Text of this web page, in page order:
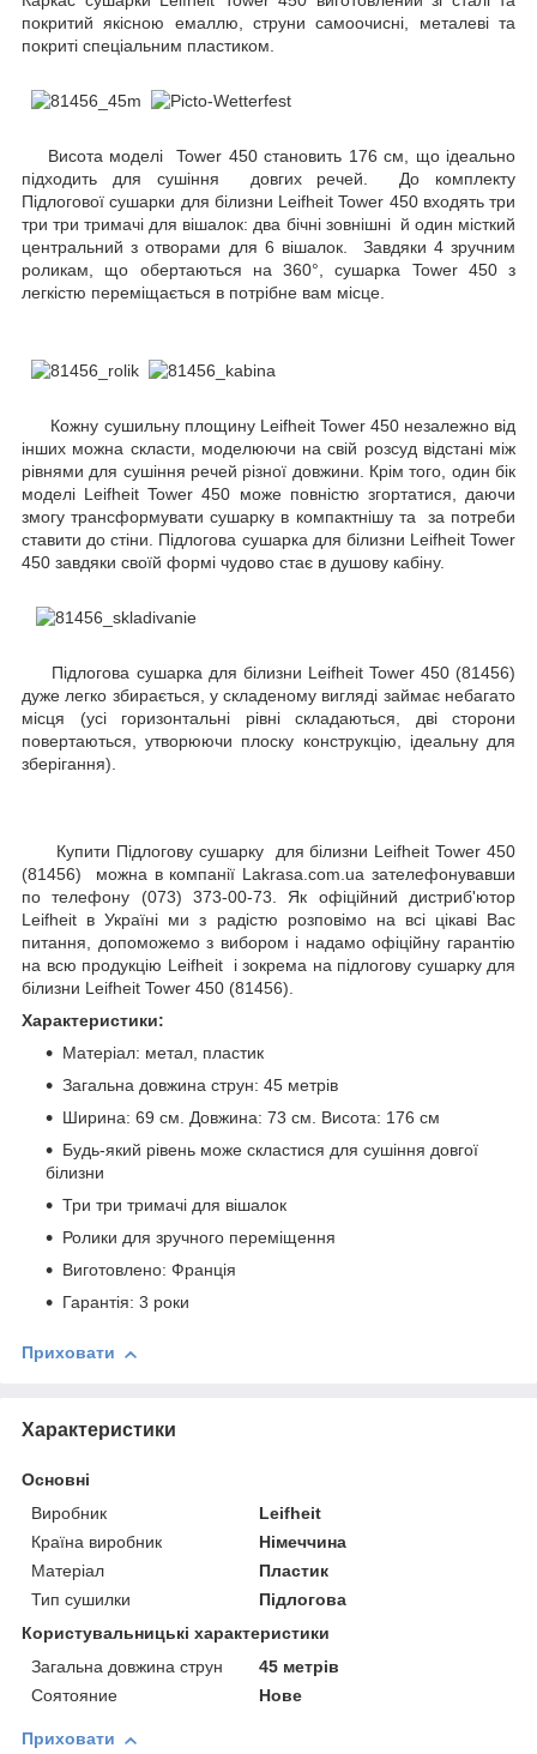
покритий якісною емаллю, струни самоочисні, металеві та
покриті спеціальним пластиком.
Висота моделі Tower 450 становить 176 см, що ідеально
підходить для сушіння довгих речей. До комплекту
Підлогової сушарки для білизни Leifheit Tower 450 входять три
три три тримачі для вішалок: два бічні зовнішні й один місткий
центральний з отворами для 6 вішалок. Завдяки 4 зручним
роликам, що обертаються на 360°, сушарка Tower 450 з
легкістю переміщається в потрібне вам місце.
Кожну сушильну площину Leifheit Tower 450 незалежно від
інших можна скласти, моделюючи на свій розсуд відстані між
рівнями для сушіння речей різної довжини. Крім того, один бік
моделі Leifheit Tower 450 може повністю згортатися, даючи
змогу трансформувати сушарку в компактнішу та за потреби
ставити до стіни. Підлогова сушарка для білизни Leifheit Tower
450 завдяки своїй формі чудово стає в душову кабіну.
Підлогова сушарка для білизни Leifheit Tower 450 (81456)
дуже легко збирається, у складеному вигляді займає небагато
місця (усі горизонтальні рівні складаються, дві сторони
повертаються, утворюючи плоску конструкцію, ідеальну для
зберігання).
Купити Підлогову сушарку для білизни Leifheit Tower 450
(81456) можна в компанії Lakrasa.com.ua зателефонувавши
по телефону (073) 373-00-73. Як офіційний дистриб'ютор
Leifheit в Україні ми з радістю розповімо на всі цікаві Вас
питання, допоможемо з вибором і надамо офіційну гарантію
на всю продукцію Leifheit і зокрема на підлогову сушарку для
білизни Leifheit Tower 450 (81456).
Характеристики:
Матеріал: метал, пластик
Загальна довжина струн: 45 метрів
Ширина: 69 см. Довжина: 73 см. Висота: 176 см
Будь-який рівень може скластися для сушіння довгої
білизни
Три три тримачі для вішалок
Ролики для зручного переміщення
Виготовлено: Франція
Гарантія: 3 роки
Приховати
Характеристики
Основні
Виробник
Leifheit
Країна виробник
Німеччина
Матеріал
Пластик
Тип сушилки
Підлогова
Користувальницькі характеристики
Загальна довжина струн
45 метрів
Соятояние
Нове
Приховати